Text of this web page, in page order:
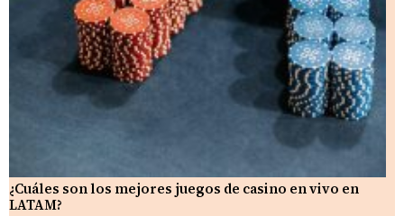
¿Cuáles son los mejores juegos de casino en vivo en
LATAM?